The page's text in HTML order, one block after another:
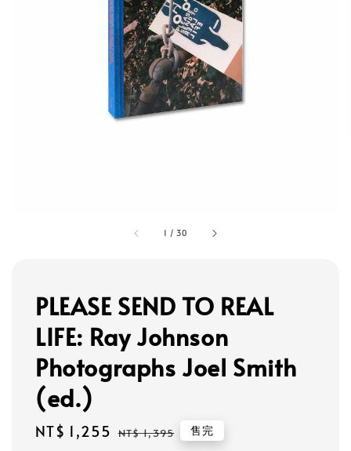
1 /30
PLEASE SEND TO REAL
LIFE: Ray Johnson
Photographs Joel Smith
(ed.)
Sale
NT$ 1,255 Regular
NT$ 1,395 售完